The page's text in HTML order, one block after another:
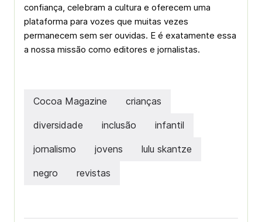
confiança, celebram a cultura e oferecem uma
plataforma para vozes que muitas vezes
permanecem sem ser ouvidas. E é exatamente essa
a nossa missão como editores e jornalistas.
Cocoa Magazine crianças
diversidade inclusão infantil
jornalismo jovens lulu skantze
negro revistas